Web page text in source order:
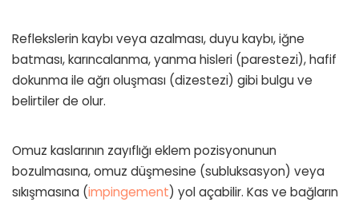
Reflekslerin kaybı veya azalması, duyu kaybı, iğne
batması, karıncalanma, yanma hisleri (parestezi), hafif
dokunma ile ağrı oluşması (dizestezi) gibi bulgu ve
belirtiler de olur.
Omuz kaslarının zayıflığı eklem pozisyonunun
bozulmasına, omuz düşmesine (subluksasyon) veya
sıkışmasına (impingement) yol açabilir. Kas ve bağların